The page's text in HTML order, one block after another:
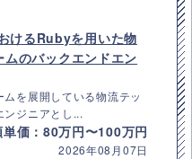
けるRubyを用いた物
のバックエンドエン
を展開している物流テッ
ンジニアとし...
単価：80万円〜100万円
2026年08月07日